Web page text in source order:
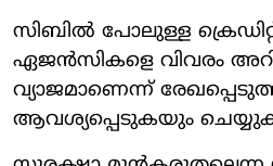
സിബില്‍ പോലുള്ള ക്രെഡിറ്റ്
ഏജന്‍സികളെ വിവരം
വ്യാജമാണെന്ന്
ആവശ്യപ്പെടുകയും